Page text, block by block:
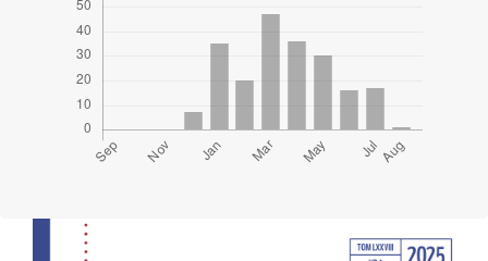
Cover image